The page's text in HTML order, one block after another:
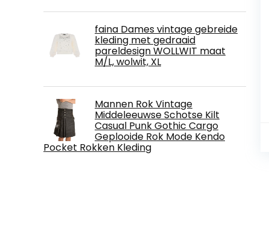
faina Dames vintage gebreide
kleding met gedraaid
pareldesign WOLLWIT maat
M/L, wolwit, XL
Mannen Rok Vintage
Middeleeuwse Schotse Kilt
Casual Punk Gothic Cargo
Geplooide Rok Mode Kendo
Pocket Rokken Kleding